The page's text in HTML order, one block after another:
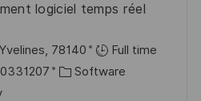
logiciel temps réel
78140
Full time
K
Software